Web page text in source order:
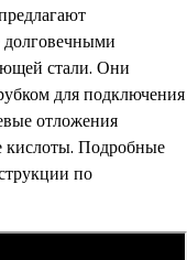
долговечными
стали. Они
для подключения
отложения
кислоты. Подробные
по